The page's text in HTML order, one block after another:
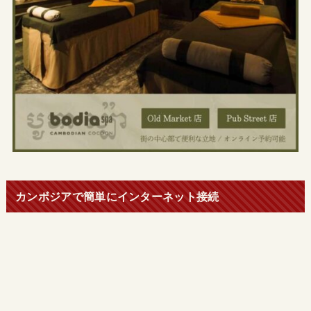
カンボジアで簡単にインターネット接続